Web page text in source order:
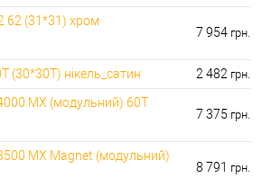
62 (31*31) хром
7 954 грн.
(30*30T) нікель_сатин 2 482 грн.
MX (модульний) 60T
7 375 грн.
MX Magnet (модульний)
8 791 грн.